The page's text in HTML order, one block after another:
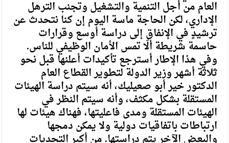
العام من أجل التنمية والتشغيل وتجنب الترهل
الإداري، لكن الحاجة ماسة اليوم إن كنا نتحدث عن
ترشيدٍ في الإنفاق إلى دراسة أوسع وقرارات
حاسمة شريطة ألّا تمس الأمان الوظيفي للناس.
وفي هذا الإطار أسترجع تأكيدات أعلنها قبل نحو
ثلاثة أشهر وزير الدولة لتطوير القطاع العام
الدكتور خير أبو صعيليك، أنه سيتم دراسة الهيئات
المستقلة بشكل مكثف، وأنه سيتم النظر في
الهيئات المستقلة ومدى فاعليتها، فهناك هيئات لها
ارتباطات باتفاقيات دولية ولا يمكن دمجها